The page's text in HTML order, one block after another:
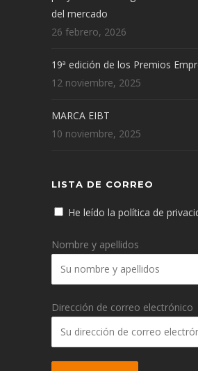
del mercado
26 febrero, 2026
19ª edición de los Premios
12 noviembre, 2025
MARCA EIBT
10 noviembre, 2025
LISTA DE CORREO
He leído la política de
Nombre y apellidos
Dirección de correo electrónico